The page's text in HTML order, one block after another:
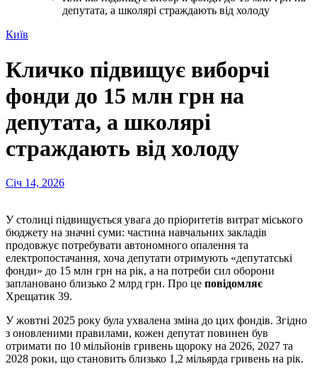
депутата, а школярі страждають від холоду
Київ
Кличко підвищує виборчі
фонди до 15 млн грн на
депутата, а школярі
страждають від холоду
Січ 14, 2026
У столиці підвищується увага до пріоритетів витрат міського
бюджету на значні суми: частина навчальних закладів
продовжує потребувати автономного опалення та
електропостачання, хоча депутати отримують «депутатські
фонди» до 15 млн грн на рік, а на потреби сил оборони
заплановано близько 2 млрд грн. Про це повідомляє
Хрещатик 39.
У жовтні 2025 року була ухвалена зміна до цих фондів. Згідно
з оновленими правилами, кожен депутат повинен був
отримати по 10 мільйонів гривень щороку на 2026, 2027 та
2028 роки, що становить близько 1,2 мільярда гривень на рік.